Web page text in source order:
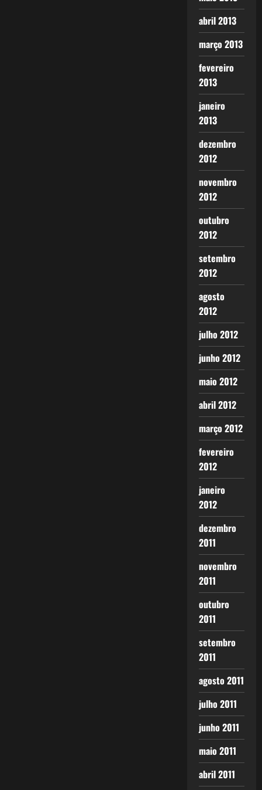
abril 2013
março 2013
fevereiro
2013
janeiro
2013
dezembro
2012
novembro
2012
outubro
2012
setembro
2012
agosto
2012
julho 2012
junho 2012
maio 2012
abril 2012
março 2012
fevereiro
2012
janeiro
2012
dezembro
2011
novembro
2011
outubro
2011
setembro
2011
agosto 2011
julho 2011
junho 2011
maio 2011
abril 2011